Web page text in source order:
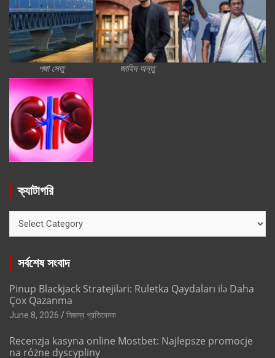
পদ্মা সেতু জাহিদ অন্তু
ক্যাটাগরি
সর্বশেষ সংবাদ
Pinup Blackjack Stratejiləri: Ruletka Qaydaları ilə Daha
Çox Qazanma
June 8, 2026 নিজস্ব প্রতিবেদক
Recenzja kasyna online Mostbet: Najlepsze promocje
na różne dyscypliny